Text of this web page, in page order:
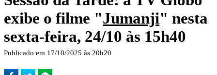
exibe o filme "Jumanji" nesta
sexta-feira, 24/10 às 15h40
Publicado em 17/10/2025 às 20h20